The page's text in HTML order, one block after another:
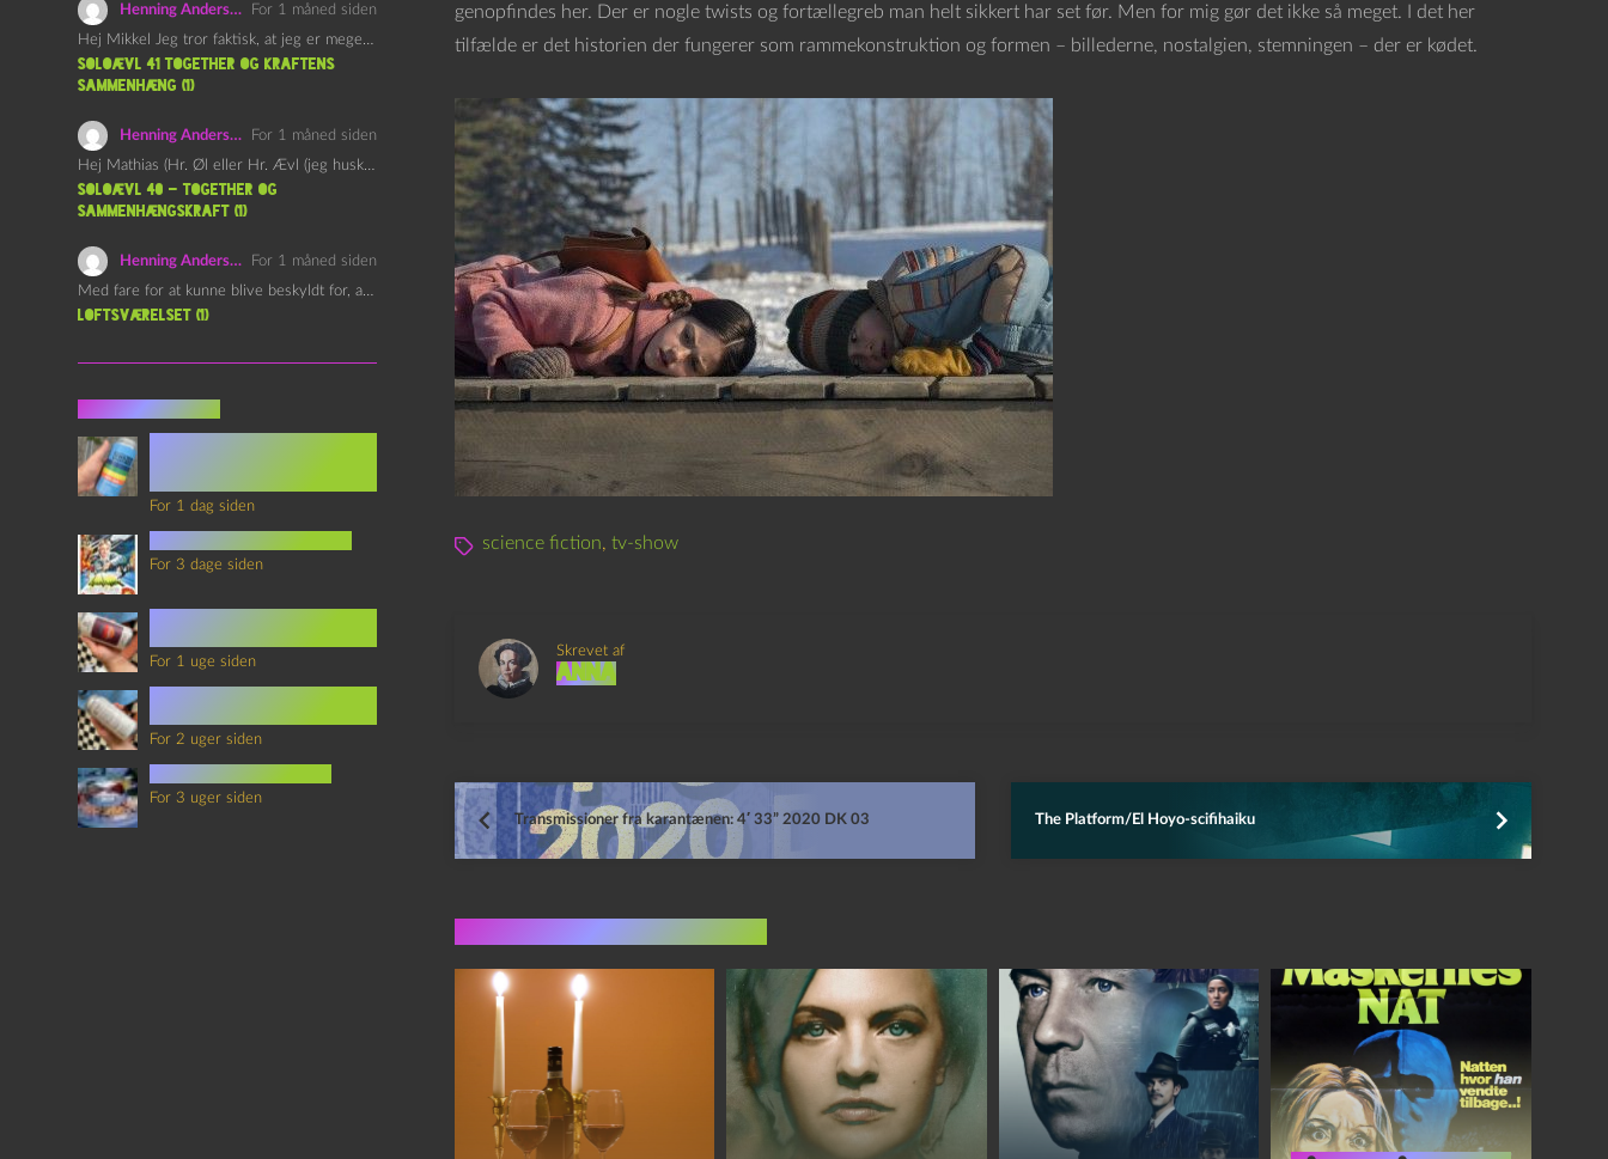
genopfindes her. Der er nogle twists og fortællegreb man helt sikkert har set før. Men for mig gør det ikke så meget. I det her
tilfælde er det historien der fungerer som rammekonstruktion og formen – billederne, nostalgien, stemningen – der er kødet.
science fiction, tv-show
Skrevet af
anna
Transmissioner fra karantænen: 4′ 33” 2020 DK 03 The Platform/El Hoyo-scifihaiku
Henning Andersen
For 1 måned siden
Hej Mikkel Jeg tror faktisk, at jeg er meget enig…
Soloævl 41 Together og Kraftens
Sammenhæng (1)
Henning Andersen
For 1 måned siden
Hej Mathias (Hr. Øl eller Hr. Ævl (jeg husker ikke…
Soloævl 40 – Together og
sammenhængskraft (1)
Henning Andersen
For 1 måned siden
Med fare for at kunne blive beskyldt for, at være…
Loftsværelset (1)
For 1 dag siden
For 3 dage siden
For 1 uge siden
For 2 uger siden
For 3 uger siden